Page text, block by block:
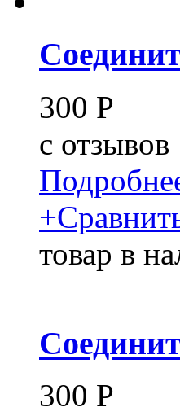
300 Р
c отзывов
+
товар в
300 Р